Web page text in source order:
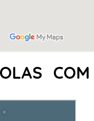
COM